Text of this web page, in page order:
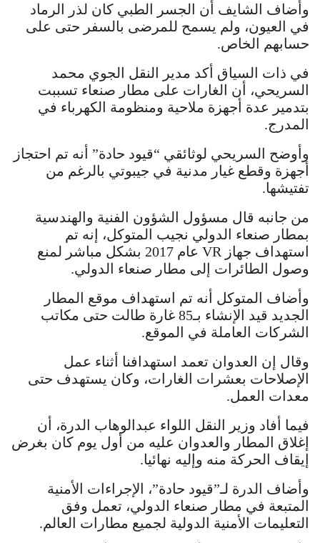
وأضاف الشايف أن الجسر الطبي كان لذر الرماد
في العيون، ولم يسمح للمرضى بالسفر حتى على
حسابهم الخاص.
️في ذات السياق أكد مدير النقل الجوي محمد
السريحي، أن الغارات على مطار صنعاء تسببت
بتدمير عدة أجهزة ملاحية ومنظومة الكهرباء في
المدرج.
وأوضح السريحي لوثائقي “قيود حادة” أنه تم احتجاز
أجهزة وقطع غيار مدنية في جيبوتي بالرغم من
تفتيشها.
من جانبه قال مسؤول الشؤون الفنية والهندسية
بمطار صنعاء الدولي نجيب المتوكل، إنه تم
استهداف جهاز VR عام 2017 بشكل مباشر لمنع
وصول الطائرات إلى مطار صنعاء الدولي.
وأضاف المتوكل أنه تم استهداف موقع المطار
الجديد قيد الإنشاء بـ85 غارة طالت حتى مكاتب
الشركات العاملة في الموقع.
وقال إن العدوان تعمد استهدافنا أثناء عمل
الإصلاحات بعشرات الغارات، وكان يستهدف حتى
معدات العمل.
فيما أفاد وزير النقل اللواء عبدالوهاب الدرة، أن
إغلاق المطار والعدوان عليه من أول يوم كان بغرض
إيقاف الحركة منه وإليه نهائيا.
وأضاف الدرة لـ”قيود حادة”، الإجراءات الأمنية
المتبعة في مطار صنعاء الدولي، تعمل وفق
التعليمات الأمنية الدولية لجميع مطارات العالم.